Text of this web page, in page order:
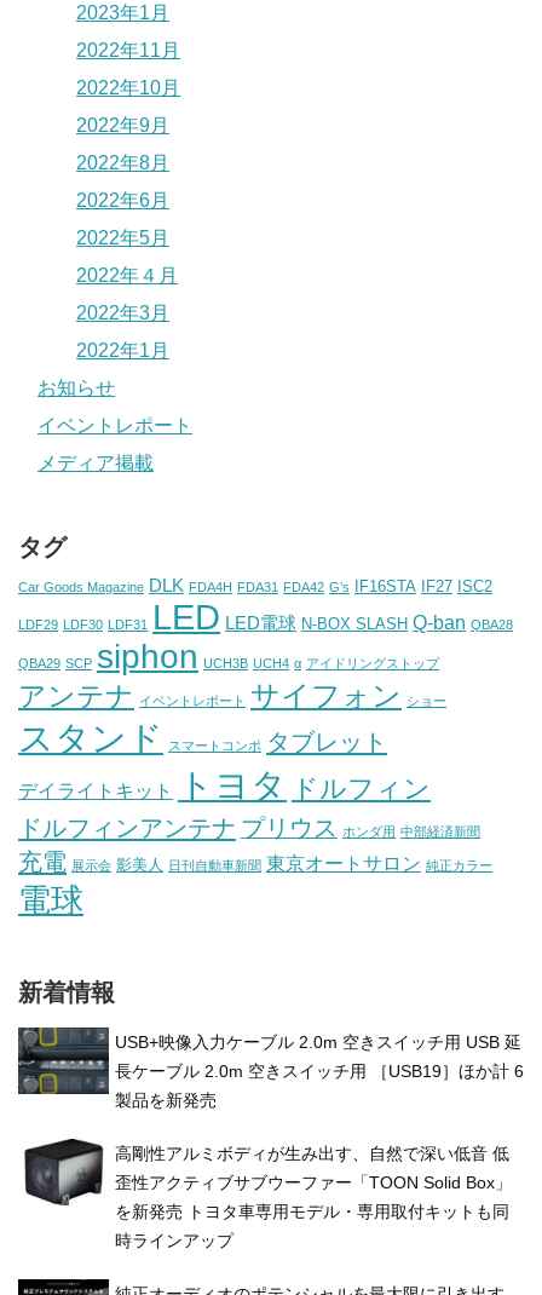
2023年1月
2022年11月
2022年10月
2022年9月
2022年8月
2022年6月
2022年5月
2022年４月
2022年3月
2022年1月
お知らせ
イベントレポート
メディア掲載
タグ
Car Goods Magazine DLK FDA4H FDA31 FDA42 G’s IF16STA IF27 ISC2
LDF29 LDF30 LDF31 LED LED電球 N-BOX SLASH Q-ban QBA28
QBA29 SCP siphon UCH3B UCH4 α アイドリングストップ
アンテナ イベントレポート サイフォン ショー
スタンド スマートコンポ タブレット
デイライトキット トヨタ ドルフィン
ドルフィンアンテナ プリウス ホンダ用 中部経済新聞
充電 展示会 影美人 日刊自動車新聞 東京オートサロン 純正カラー
電球
新着情報
USB+映像⼊⼒ケーブル 2.0m 空きスイッチ⽤ USB 延
⻑ケーブル 2.0m 空きスイッチ⽤ ［USB19］ほか計 6
製品を新発売
高剛性アルミボディが生み出す、自然で深い低音 低
歪性アクティブサブウーファー「TOON Solid Box」
を新発売 トヨタ車専用モデル・専用取付キットも同
時ラインアップ